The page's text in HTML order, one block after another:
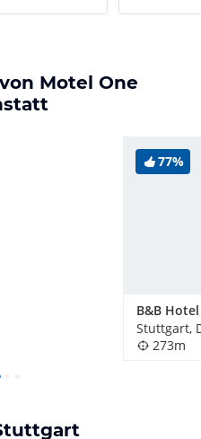
Motel One
77%
Stuttgart,
273m